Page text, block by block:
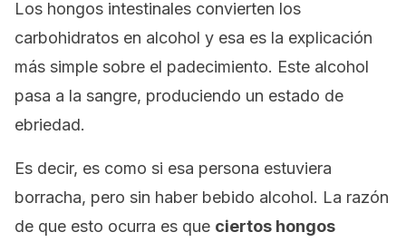
Los hongos intestinales convierten los
carbohidratos en alcohol y esa es la explicación
más simple sobre el padecimiento. Este alcohol
pasa a la sangre, produciendo un estado de
ebriedad.
Es decir, es como si esa persona estuviera
borracha, pero sin haber bebido alcohol. La razón
de que esto ocurra es que ciertos hongos